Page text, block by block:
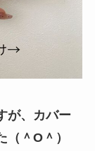
が、カバー
＾O＾）